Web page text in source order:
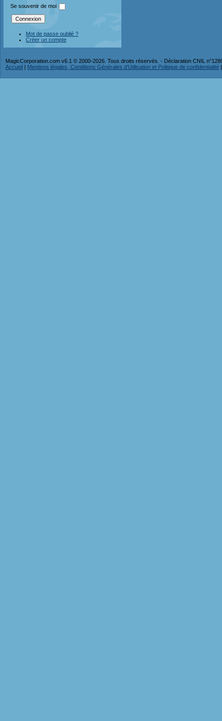
Se souvenir de moi
Mot de passe oublié ?
Créer un compte
MagicCorporation.com v6.1 © 2000-2026. Tous droits réservés. - Déclaration CNIL
Accueil | Mentions légales, Conditions Générales d'Utilisation et Politique de confidentialité